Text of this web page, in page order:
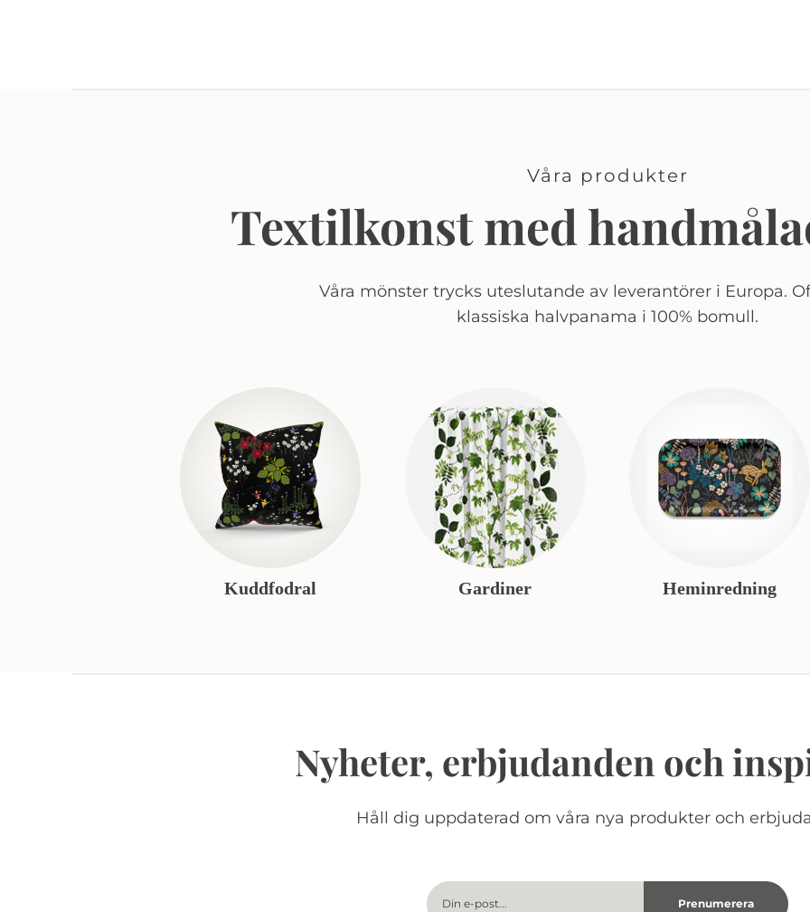
Våra produkter
Textilkonst med
Våra mönster trycks uteslutande av leverantörer i Europa.
klassiska halvpanama i 100% bomull.
Kuddfodral Gardiner Heminredning
Nyheter, erbjudanden och
Håll dig uppdaterad om våra nya produkter och